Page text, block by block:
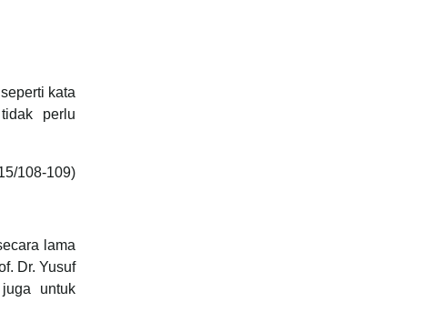
kata
perlu
108-109)
lama
Dr. Yusuf
untuk